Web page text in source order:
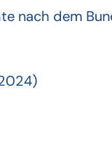
nach dem